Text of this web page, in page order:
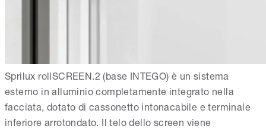
Sprilux rollSCREEN.2 (base INTEGO) è un sistema
esterno in alluminio completamente integrato nella
facciata, dotato di cassonetto intonacabile e terminale
inferiore arrotondato. Il telo dello screen viene